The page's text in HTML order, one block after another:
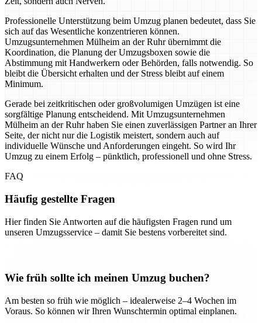
Professionelle Unterstützung beim Umzug planen bedeutet, dass Sie
sich auf das Wesentliche konzentrieren können.
Umzugsunternehmen Mülheim an der Ruhr übernimmt die
Koordination, die Planung der Umzugsboxen sowie die
Abstimmung mit Handwerkern oder Behörden, falls notwendig. So
bleibt die Übersicht erhalten und der Stress bleibt auf einem
Minimum.
Gerade bei zeitkritischen oder großvolumigen Umzügen ist eine
sorgfältige Planung entscheidend. Mit Umzugsunternehmen
Mülheim an der Ruhr haben Sie einen zuverlässigen Partner an Ihrer
Seite, der nicht nur die Logistik meistert, sondern auch auf
individuelle Wünsche und Anforderungen eingeht. So wird Ihr
Umzug zu einem Erfolg – pünktlich, professionell und ohne Stress.
FAQ
Häufig gestellte Fragen
Hier finden Sie Antworten auf die häufigsten Fragen rund um
unseren Umzugsservice – damit Sie bestens vorbereitet sind.
Wie früh sollte ich meinen Umzug buchen?
Am besten so früh wie möglich – idealerweise 2–4 Wochen im
Voraus. So können wir Ihren Wunschtermin optimal einplanen.